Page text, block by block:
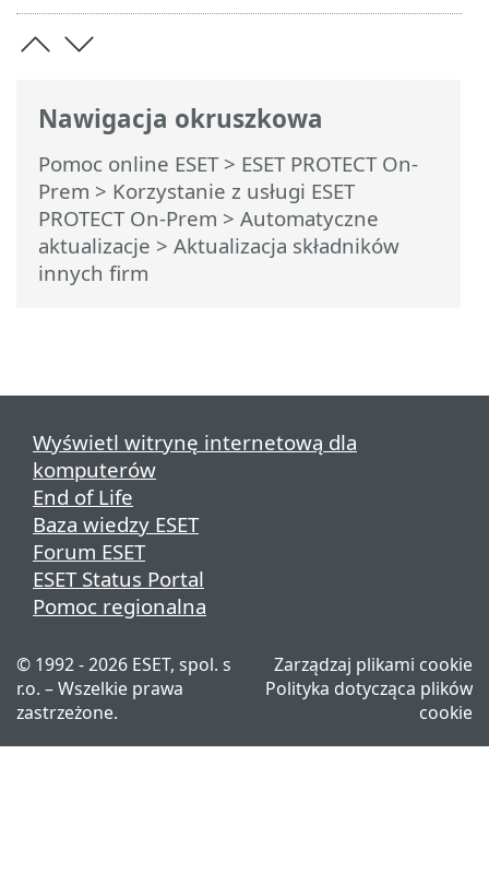
Nawigacja okruszkowa
Pomoc online ESET> ESET PROTECT On-
Prem > Korzystanie z usługi ESET
PROTECT On-Prem > Automatyczne
aktualizacje > Aktualizacja składników
innych firm
Wyświetl witrynę internetową dla
komputerów
End of Life
Baza wiedzy ESET
Forum ESET
ESET Status Portal
Pomoc regionalna
© 1992 - 2026 ESET, spol. s
r.o. – Wszelkie prawa
zastrzeżone.
Zarządzaj plikami cookie
Polityka dotycząca plików
cookie